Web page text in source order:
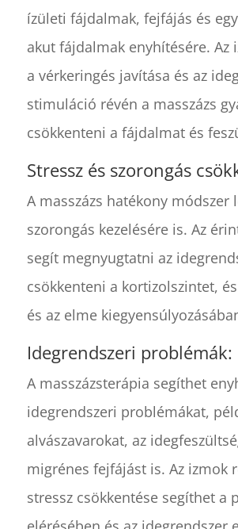
ízületi fájdalmak, fejfájás és
akut fájdalmak enyhítésére. Az
a vérkeringés javítása és az
stimuláció révén a masszázs
csökkenteni a fájdalmat és
Stressz és szorongás
A masszázs hatékony módszer
szorongás kezelésére is. Az
segít megnyugtatni az
csökkenteni a kortizolszintet,
és az elme
Idegrendszeri problémák:
A masszázsterápia segíthet
idegrendszeri problémákat,
alvászavarokat, az
migrénes fejfájást is. Az izmok
stressz csökkentése segíthet a